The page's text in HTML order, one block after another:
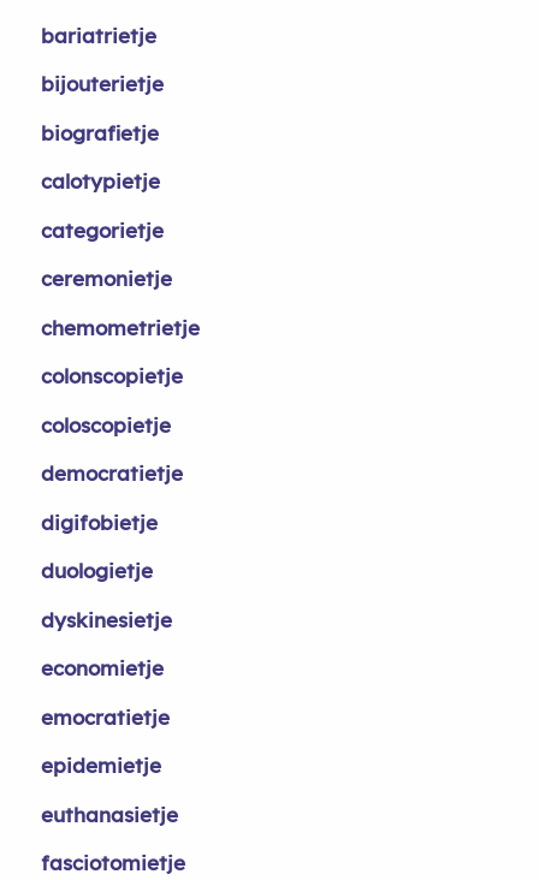
bariatrietje
bijouterietje
biografietje
calotypietje
categorietje
ceremonietje
chemometrietje
colonscopietje
coloscopietje
democratietje
digifobietje
duologietje
dyskinesietje
economietje
emocratietje
epidemietje
euthanasietje
fasciotomietje